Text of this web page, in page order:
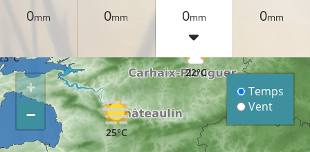
0mm
0mm
0mm
0mm
24°C
25°C
22°C
+
−
Temps
Vent